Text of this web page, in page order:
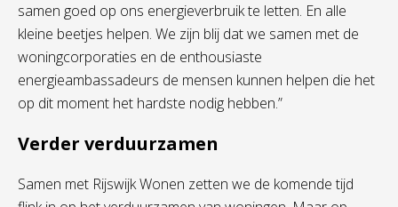
samen goed op ons energieverbruik te letten. En alle
kleine beetjes helpen. We zijn blij dat we samen met de
woningcorporaties en de enthousiaste
energieambassadeurs de mensen kunnen helpen die het
op dit moment het hardste nodig hebben.”
Verder verduurzamen
Samen met Rijswijk Wonen zetten we de komende tijd